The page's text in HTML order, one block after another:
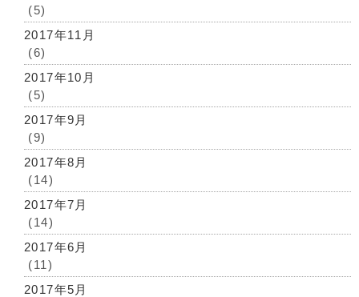
(5)
2017年11月
(6)
2017年10月
(5)
2017年9月
(9)
2017年8月
(14)
2017年7月
(14)
2017年6月
(11)
2017年5月